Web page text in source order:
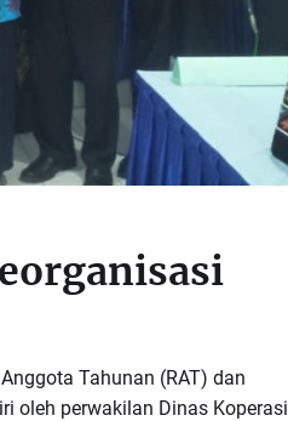
Tahunan (RAT) dan
oleh perwakilan Dinas Koperasi